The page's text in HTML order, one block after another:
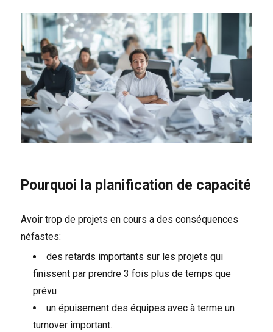
Pourquoi la planification de capacité
Avoir trop de projets en cours a des conséquences
néfastes:
des retards importants sur les projets qui
finissent par prendre 3 fois plus de temps que
prévu
un épuisement des équipes avec à terme un
turnover important.